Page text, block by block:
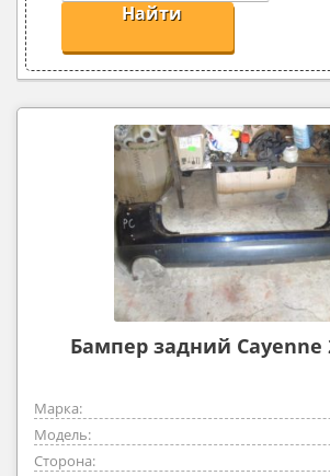
Найти
Бампер задний Cayenne
Марка:
Модель:
Сторона: